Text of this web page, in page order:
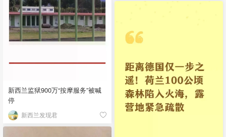
新西兰监狱900万“按摩服务”被喊
停
新西兰发现君